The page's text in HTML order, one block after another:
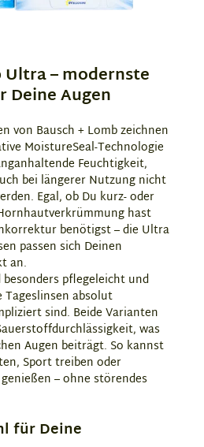
Ultra – modernste
Deine Augen
von Bausch + Lomb zeichnen
MoistureSeal-Technologie
Feuchtigkeit,
bei längerer Nutzung nicht
Egal, ob Du kurz- oder
hast
benötigst – die Ultra
passen sich Deinen
an.
pflegeleicht und
Tageslinsen absolut
sind. Beide Varianten
was
Augen beiträgt. So kannst
Sport treiben oder
– ohne störendes
für Deine